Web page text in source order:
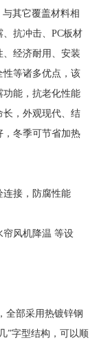
其它覆盖材料相
抗冲击、PC板材
经济耐用、安装
等诸多优点，该
能，抗老化性能
长，外观现代、结
冬季可节省加热
连接，防腐性能
帘风机降温 等设
全部采用热镀锌钢
”字型结构，可以顺